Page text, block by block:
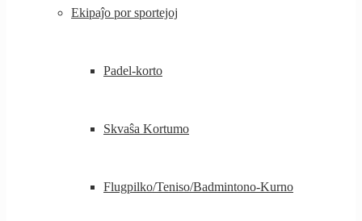
Ekipaĵo por sportejoj
Padel-korto
Skvaŝa Kortumo
Flugpilko/Teniso/Badmintono-Kurno